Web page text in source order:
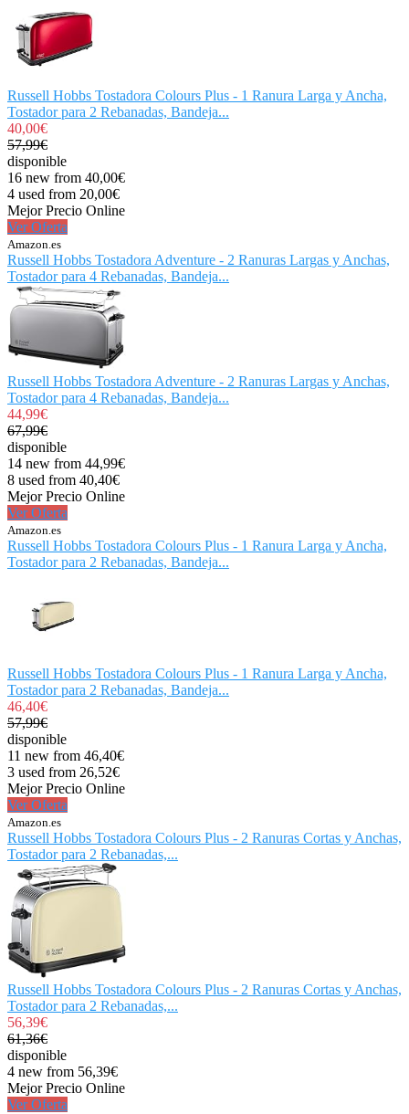
Russell Hobbs Tostadora Colours Plus - 1 Ranura Larga y Ancha,
Tostador para 2 Rebanadas, Bandeja...
40,00€
57,99€
disponible
16 new from 40,00€
4 used from 20,00€
Mejor Precio Online
Ver Oferta
Amazon.es
Russell Hobbs Tostadora Adventure - 2 Ranuras Largas y Anchas,
Tostador para 4 Rebanadas, Bandeja...
Russell Hobbs Tostadora Adventure - 2 Ranuras Largas y Anchas,
Tostador para 4 Rebanadas, Bandeja...
44,99€
67,99€
disponible
14 new from 44,99€
8 used from 40,40€
Mejor Precio Online
Ver Oferta
Amazon.es
Russell Hobbs Tostadora Colours Plus - 1 Ranura Larga y Ancha,
Tostador para 2 Rebanadas, Bandeja...
Russell Hobbs Tostadora Colours Plus - 1 Ranura Larga y Ancha,
Tostador para 2 Rebanadas, Bandeja...
46,40€
57,99€
disponible
11 new from 46,40€
3 used from 26,52€
Mejor Precio Online
Ver Oferta
Amazon.es
Russell Hobbs Tostadora Colours Plus - 2 Ranuras Cortas y Anchas,
Tostador para 2 Rebanadas,...
Russell Hobbs Tostadora Colours Plus - 2 Ranuras Cortas y Anchas,
Tostador para 2 Rebanadas,...
56,39€
61,36€
disponible
4 new from 56,39€
Mejor Precio Online
Ver Oferta